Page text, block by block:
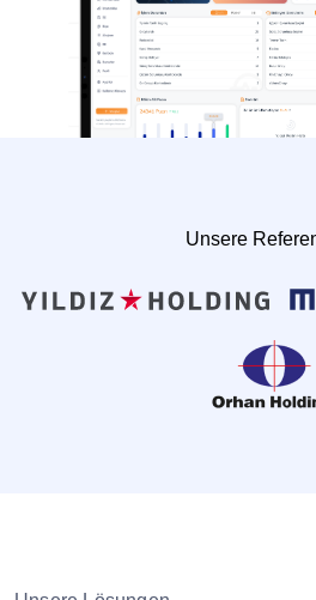
Aktionsmanagement
Lektion Gelernt
Help-Desk
Über uns
Kontakt
Unsere